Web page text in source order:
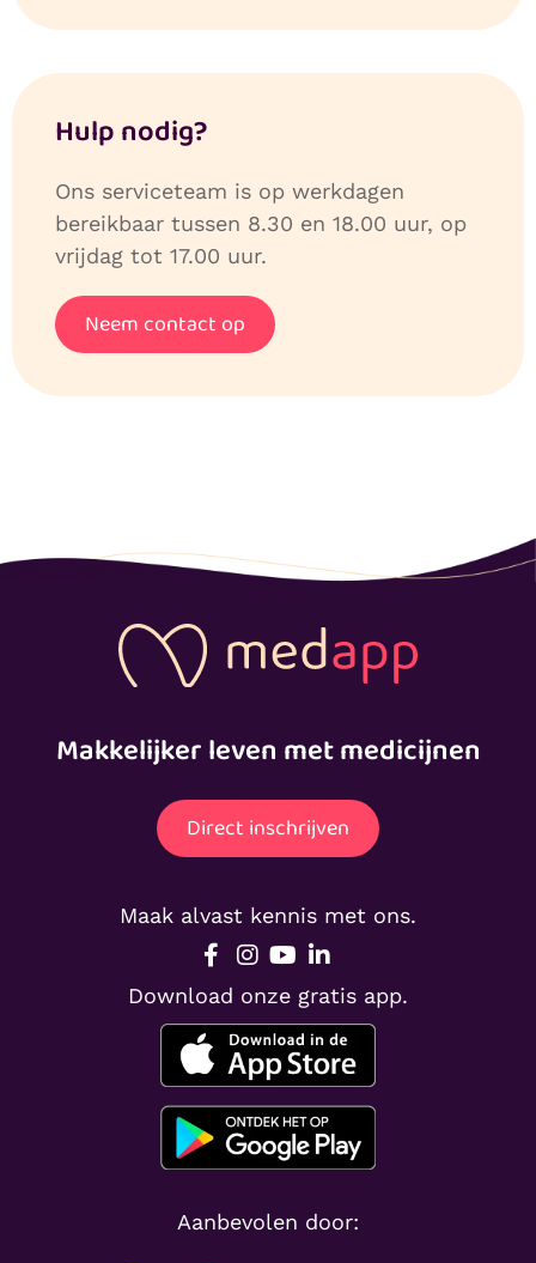
Hulp nodig?
Ons serviceteam is op werkdagen
bereikbaar tussen 8.30 en 18.00 uur, op
vrijdag tot 17.00 uur.
Neem contact op
Makkelijker leven met medicijnen
Direct inschrijven
Maak alvast kennis met ons.
Download onze gratis app.
Aanbevolen door: